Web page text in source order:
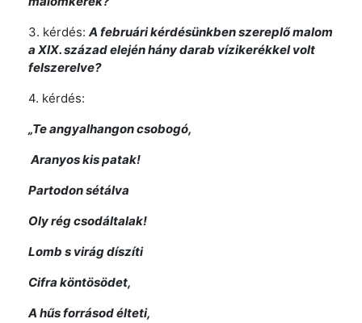
3. kérdés: A februári kérdésünkben szereplő malom
a XIX. század elején hány darab vízikerékkel volt
felszerelve?
4. kérdés:
„Te angyalhangon csobogó,
Aranyos kis patak!
Partodon sétálva
Oly rég csodáltalak!
Lomb s virág díszíti
Cifra köntösödet,
A hűs forrásod élteti,